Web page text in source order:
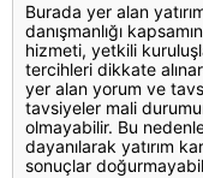
Burada yer alan
danışmanlığı
hizmeti, yetkili
tercihleri dikkate
yer alan yorum ve
tavsiyeler mali
olmayabilir. Bu
dayanılarak yatırım
sonuçlar